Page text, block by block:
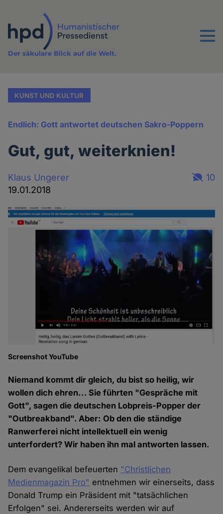
Inhalt
Menu
Der säkulare Blick auf die Welt.
KUNST UND KULTUR
Endlich: Gott antwortet deutschen Sakro-Poppern
Gut, gut, weiterknien!
Klaus Ungerer
19.01.2018
10
Screenshot YouTube
Niemand kommt dir gleich, du bist so heilig, wir
wollen dich ehren... Sie führten "Gespräche mit
Gott", sagen die deutschen Lobpreis-Popper der
"Outbreakband". Aber: Ob den die ständige
Ranwerferei nicht intellektuell ein wenig
unterfordert? Wir haben ihn mal antworten lassen.
Dem evangelikal befeuerten "Christlichen
Medienmagazin Pro" entnehmen wir einerseits, dass
Donald Trump ein Präsident mit "tatsächlichen
Erfolgen" sei. Andererseits werden wir auf